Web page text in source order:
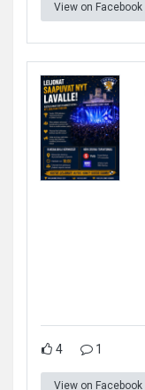
View on Facebook
4 1
View on Facebook